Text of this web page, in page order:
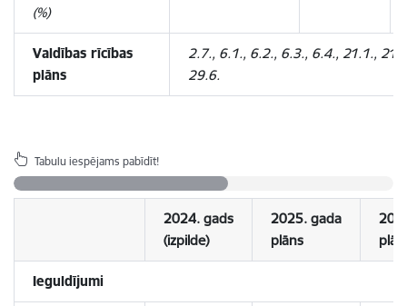
(%)
Valdības rīcības
plāns
2.7., 6.1., 6.2., 6.3., 6.4., 21.1.,
29.6.
Tabulu iespējams pabīdīt!
2024. gads
(izpilde)
2025. gada
plāns
Ieguldījumi